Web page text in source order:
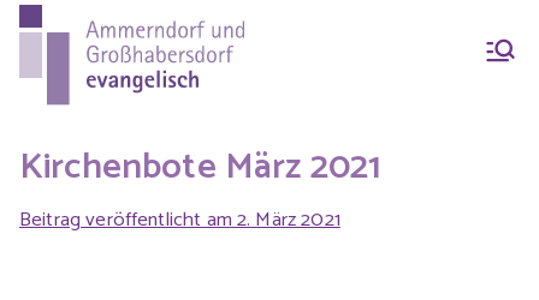
Ammern
dorf &
Großhabersdorf
Kirchenbote März 2021
Beitrag veröffentlicht am2. März 2021